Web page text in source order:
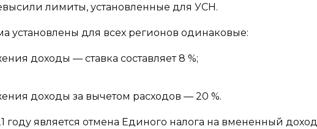
лимиты, установленные для УСН.
установлены для всех регионов одинаковые:
доходы — ставка составляет 8 %;
доходы за вычетом расходов — 20 %.
является отмена Единого налога на вмененный